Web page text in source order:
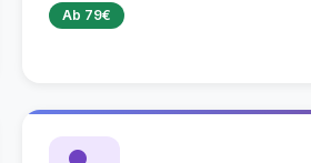
Ab 79€